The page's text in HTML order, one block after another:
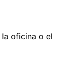
la oficina o el